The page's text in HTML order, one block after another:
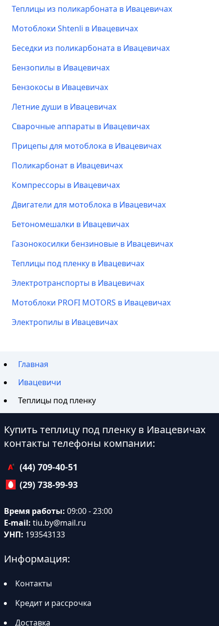
Теплицы из поликарбоната в Ивацевичах
Мотоблоки Shtenli в Ивацевичах
Беседки из поликарбоната в Ивацевичах
Бензопилы в Ивацевичах
Бензокосы в Ивацевичах
Летние души в Ивацевичах
Сварочные аппараты в Ивацевичах
Прицепы для мотоблока в Ивацевичах
Поликарбонат в Ивацевичах
Компрессоры в Ивацевичах
Двигатели для мотоблока в Ивацевичах
Бетономешалки в Ивацевичах
Газонокосилки бензиновые в Ивацевичах
Теплицы под пленку в Ивацевичах
Электротранспорты в Ивацевичах
Мотоблоки PROFI MOTORS в Ивацевичах
Электропилы в Ивацевичах
Главная
Ивацевичи
Теплицы под пленку
Купить теплицу под пленку в Ивацевичах
контакты телефоны компании:
(44) 709-40-51
(29) 738-99-93
Время работы: 09:00 - 23:00
E-mail: tiu.by@mail.ru
УНП: 193543133
Информация:
Контакты
Кредит и рассрочка
Доставка